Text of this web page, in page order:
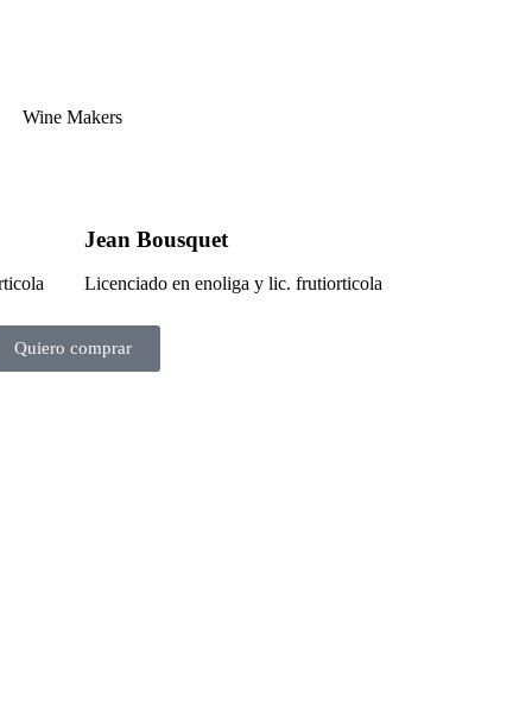
Wine Makers
Jean Bousquet
Licenciado en enoliga y lic. frutiorticola
Quiero comprar